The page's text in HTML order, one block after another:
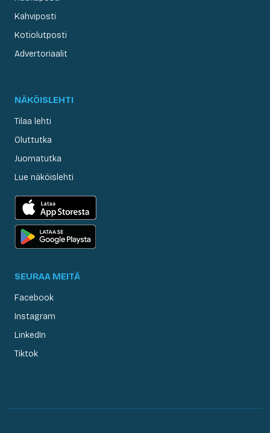
Kahviposti
Kotiolutposti
Advertoriaalit
NÄKÖISLEHTI
Tilaa lehti
Oluttutka
Juomatutka
Lue näköislehti
SEURAA MEITÄ
Facebook
Instagram
LinkedIn
Tiktok